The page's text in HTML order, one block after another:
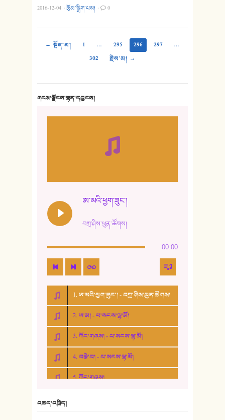
2016-12-04 ·རྩོམ་སྒྲིག་པས། · 0
← སྔོན་མ། 1 … 295 296 297
…
302
རྗེས་མ། →
གངས་ལྗོངས་སྙན་དབྱངས།
ཨ་མའི་ཕྱག་ཟུང་།
བཀྲ་ཤིས་ཕུན་ཚོགས།
00:00
1. ཨ་མའི་ཕྱག་ཟུང་། - བཀྲ་ཤིས་ཕུན་ཚོགས།
2. ཨ་མ། - པ་སངས་ལྷ་མོ།
3. ཀོང་གཞས། - པ་སངས་ལྷ་མོ།
4. བརྩེ་བ། - པ་སངས་ལྷ་མོ།
5. ཀོང་གཞས།
འཆད་འཁྲིད།